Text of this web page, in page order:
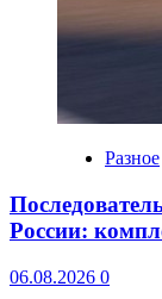
Разное
России:
06.08.2026 0